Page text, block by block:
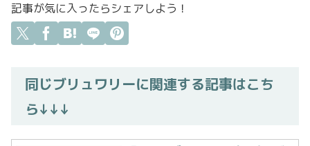
記事が気に入ったらシェアしよう！
同じブリュワリーに関連する記事はこち
ら↓↓↓